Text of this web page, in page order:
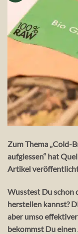
Zum Thema „Cold-
aufgiessen“ hat
Artikel
Wusstest Du schon
herstellen kannst?
aber umso
bekommst Du